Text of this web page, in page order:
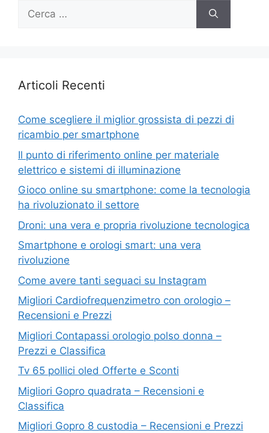
Ricerca
Articoli Recenti
Come scegliere il miglior grossista di pezzi di
ricambio per smartphone
Il punto di riferimento online per materiale
elettrico e sistemi di illuminazione
Gioco online su smartphone: come la tecnologia
ha rivoluzionato il settore
Droni: una vera e propria rivoluzione tecnologica
Smartphone e orologi smart: una vera
rivoluzione
Come avere tanti seguaci su Instagram
Migliori Cardiofrequenzimetro con orologio –
Recensioni e Prezzi
Migliori Contapassi orologio polso donna –
Prezzi e Classifica
Tv 65 pollici oled Offerte e Sconti
Migliori Gopro quadrata – Recensioni e
Classifica
Migliori Gopro 8 custodia – Recensioni e Prezzi